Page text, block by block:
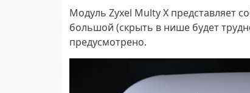
Модуль Zyxel Multy X представляет
большой (скрыть в нише будет
предусмотрено.